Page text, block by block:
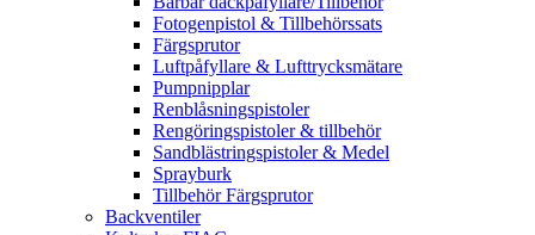
Fotogenpistol & Tillbehörssats
Färgsprutor
Luftpåfyllare & Lufttrycksmätare
Pumpnipplar
Renblåsningspistoler
Rengöringspistoler & tillbehör
Sandblästringspistoler & Medel
Sprayburk
Tillbehör Färgsprutor
Backventiler